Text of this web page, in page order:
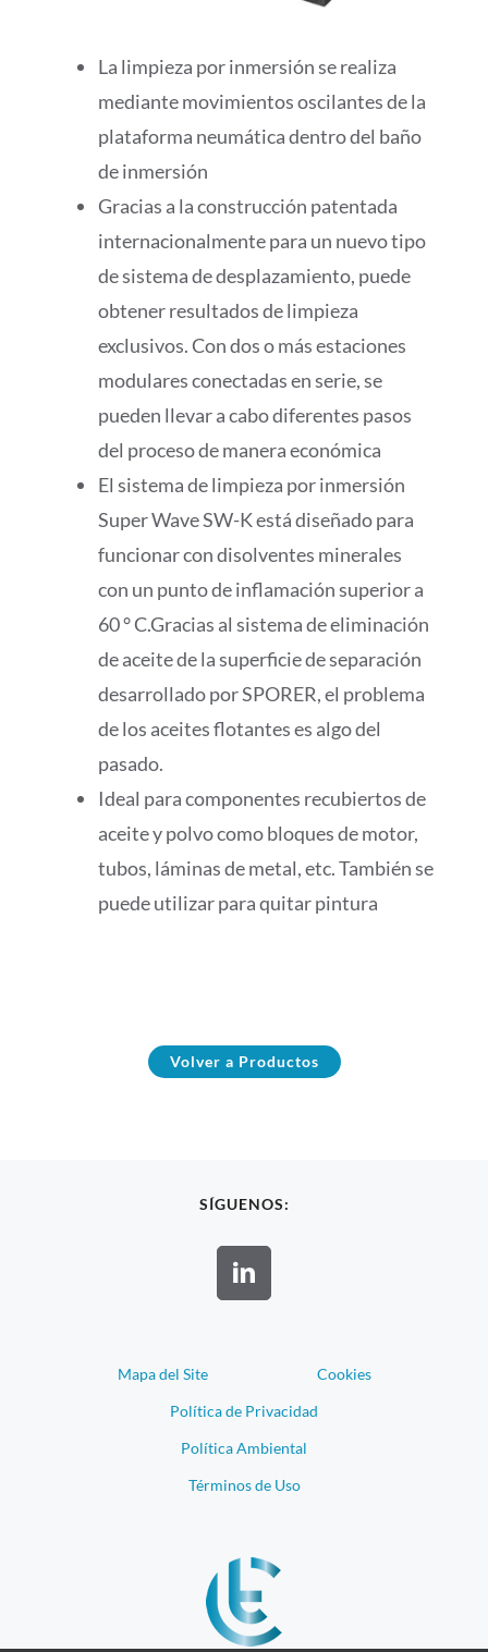
La limpieza por inmersión se realiza
mediante movimientos oscilantes de la
plataforma neumática dentro del baño
de inmersión
Gracias a la construcción patentada
internacionalmente para un nuevo tipo
de sistema de desplazamiento, puede
obtener resultados de limpieza
exclusivos. Con dos o más estaciones
modulares conectadas en serie, se
pueden llevar a cabo diferentes pasos
del proceso de manera económica
El sistema de limpieza por inmersión
Super Wave SW-K está diseñado para
funcionar con disolventes minerales
con un punto de inflamación superior a
60 ° C.Gracias al sistema de eliminación
de aceite de la superficie de separación
desarrollado por SPORER, el problema
de los aceites flotantes es algo del
pasado.
Ideal para componentes recubiertos de
aceite y polvo como bloques de motor,
tubos, láminas de metal, etc. También se
puede utilizar para quitar pintura
Volver a Productos
SÍGUENOS:
Mapa del Site
Cookies
Política de Privacidad
Política Ambiental
Términos de Uso